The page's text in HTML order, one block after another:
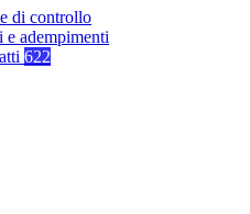
di controllo
adempimenti
622